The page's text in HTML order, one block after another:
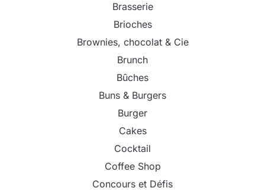
Brasserie
Brioches
Brownies, chocolat & Cie
Brunch
Bûches
Buns & Burgers
Burger
Cakes
Cocktail
Coffee Shop
Concours et Défis